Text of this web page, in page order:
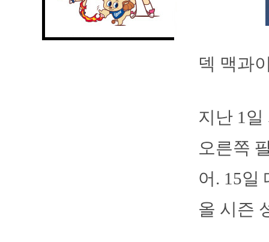
덱 맥과
지난 1
오른쪽
어. 15일
올 시즌